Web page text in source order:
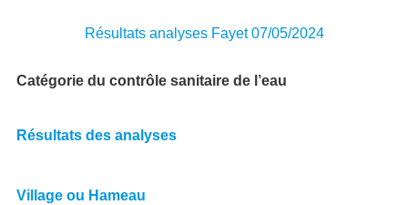
Résultats analyses Fayet 07/05/2024
Catégorie du contrôle sanitaire de l’eau
Résultats des analyses
Village ou Hameau